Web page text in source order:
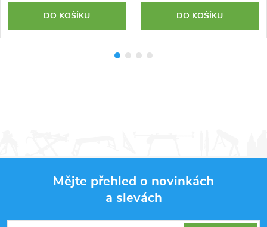
DO KOŠÍKU DO KOŠÍKU
Mějte přehled o novinkách
a slevách